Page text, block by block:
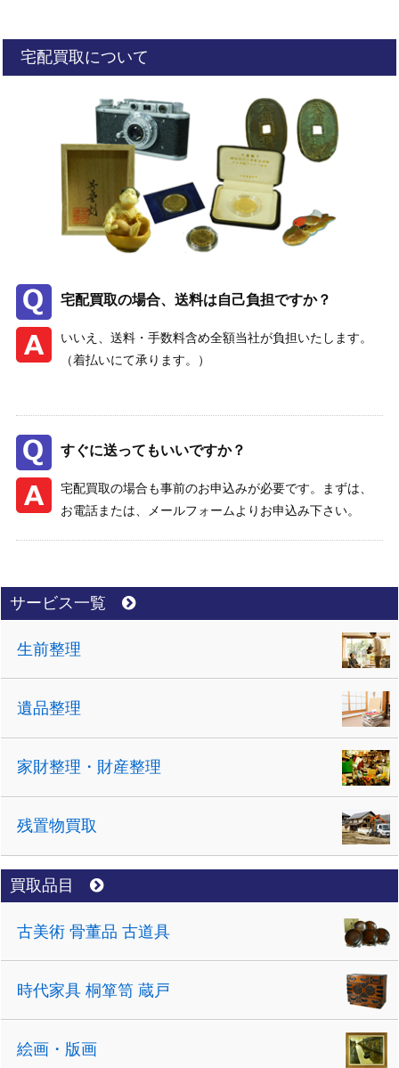
宅配買取について
宅配買取の場合、送料は自己負担ですか？
いいえ、送料・手数料含め全額当社が負担いたします。
（着払いにて承ります。）
すぐに送ってもいいですか？
宅配買取の場合も事前のお申込みが必要です。まずは、
お電話または、メールフォームよりお申込み下さい。
サービス一覧
生前整理
遺品整理
家財整理・財産整理
残置物買取
買取品目
古美術 骨董品 古道具
時代家具 桐箪笥 蔵戸
絵画・版画